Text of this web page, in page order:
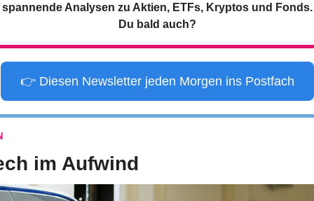
spannende Analysen zu Aktien, ETFs, Kryptos und Fonds.
Du bald auch?
👉 Diesen Newsletter jeden Morgen ins Postfach
im Aufwind